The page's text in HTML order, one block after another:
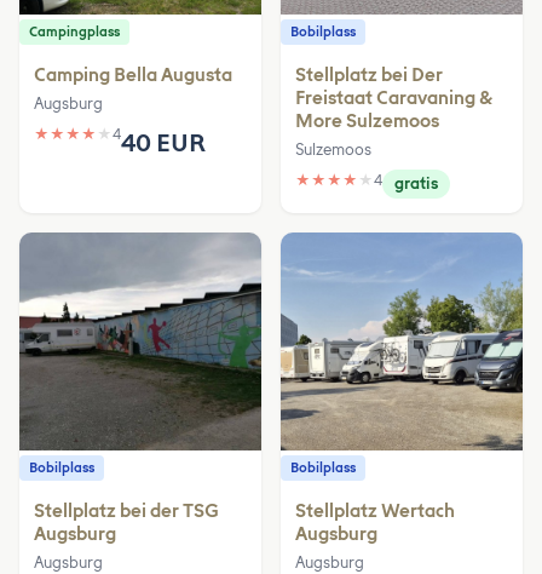
Campingplass
Camping Bella Augusta
Augsburg
★ ★ ★ ★ ★ 440 EUR
Bobilplass
Stellplatz bei Der
Freistaat Caravaning &
More Sulzemoos
Sulzemoos
★ ★ ★ ★ ★ 4 gratis
Bobilplass
Stellplatz bei der TSG
Augsburg
Augsburg
Bobilplass
Stellplatz Wertach
Augsburg
Augsburg